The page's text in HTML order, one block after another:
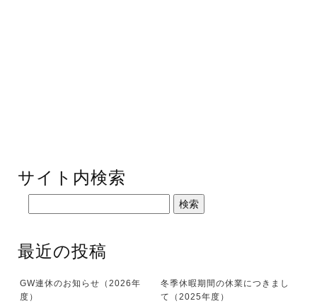
サイト内検索
最近の投稿
GW連休のお知らせ（2026年
度）
冬季休暇期間の休業につきまし
て（2025年度）